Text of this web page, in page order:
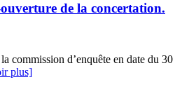
de la concertation.
commission d’enquête en date du
plus]